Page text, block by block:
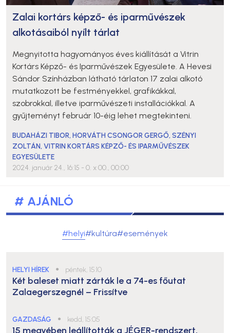
Zalai kortárs képző- és iparművészek
alkotásaiból nyílt tárlat
Megnyitotta hagyományos éves kiállítását a Vitrin
Kortárs Képző- és Iparművészek Egyesülete. A Hevesi
Sándor Színházban látható tárlaton 17 zalai alkotó
mutatkozott be festményekkel, grafikákkal,
szobrokkal, illetve iparművészeti installációkkal. A
gyűjteményt február 10-éig lehet megtekinteni.
BUDAHÁZI TIBOR,HORVÁTH CSONGOR GERGŐ,SZÉNYI
ZOLTÁN,VITRIN KORTÁRS KÉPZŐ- ÉS IPARMŰVÉSZEK
EGYESÜLETE
2024. január 24., 16:15 - 0. x 00., 00:00
# AJÁNLÓ
#helyi#kultúra#események
HELYI HÍREK ● péntek, 15:10
Két baleset miatt zárták le a 74-es főutat
Zalaegerszegnél – Frissítve
GAZDASÁG ● kedd, 15:05
15 megyében leállították a JÉGER-rendszert,